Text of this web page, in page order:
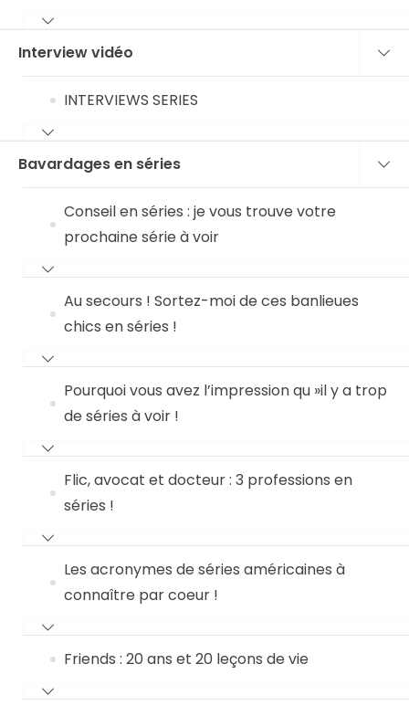
Interview vidéo
INTERVIEWS SERIES
Bavardages en séries
Conseil en séries : je vous trouve votre
prochaine série à voir
Au secours ! Sortez-moi de ces banlieues
chics en séries !
Pourquoi vous avez l’impression qu »il y a trop
de séries à voir !
Flic, avocat et docteur : 3 professions en
séries !
Les acronymes de séries américaines à
connaître par coeur !
Friends : 20 ans et 20 leçons de vie